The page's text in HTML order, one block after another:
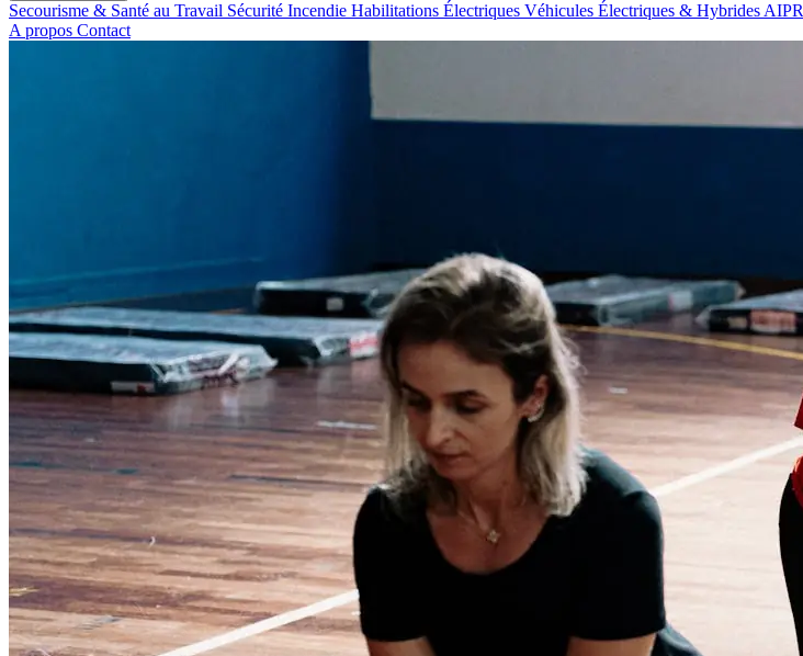
Secourisme & Santé au Travail Sécurité Incendie Habilitations Électriques Véhicules Électriques & Hybrides AIPR
A propos Contact